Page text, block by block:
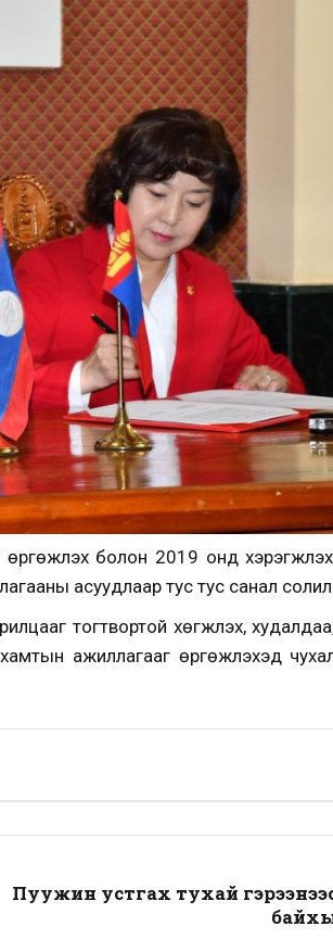
болон 2019 онд
асуудлаар тус тус санал
тогтвортой хөгжүүлэх,
ажиллагааг өргөжүүлэхэд чухал
Пуужин устгах тухай